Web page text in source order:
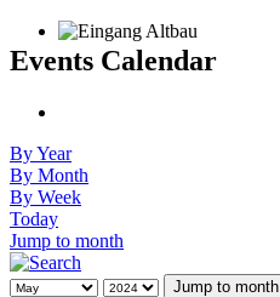
Events Calendar
By Year
By Month
By Week
Today
Jump to month
Jump to month